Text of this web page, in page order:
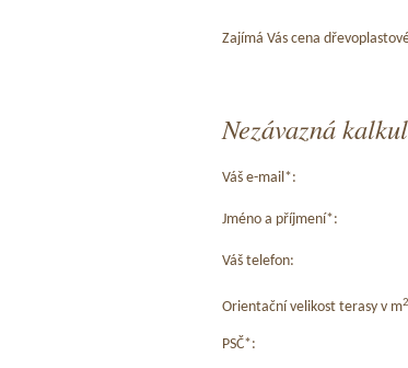
Zajímá Vás cena
Nezávazná
Váš e-mail*:
Jméno a příjmení*:
Váš telefon:
Orientační velikost terasy v m2
PSČ*: